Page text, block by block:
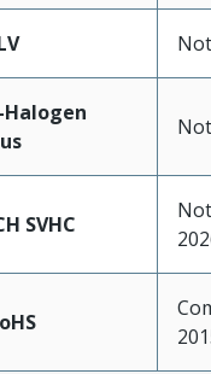
Halogen
SVHC